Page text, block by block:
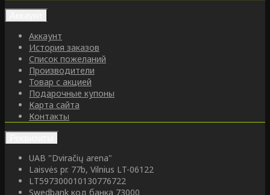
Аккаунт
История заказов
Список пожеланий
Производители
Товар с акцией
Подарочные купоны
Карта сайта
Контакты
UAB "Dviračių arena"
Laisvės pr. 77b, Vilnius LT-06122
LT597300010130776722
Swedbank код банка 73000